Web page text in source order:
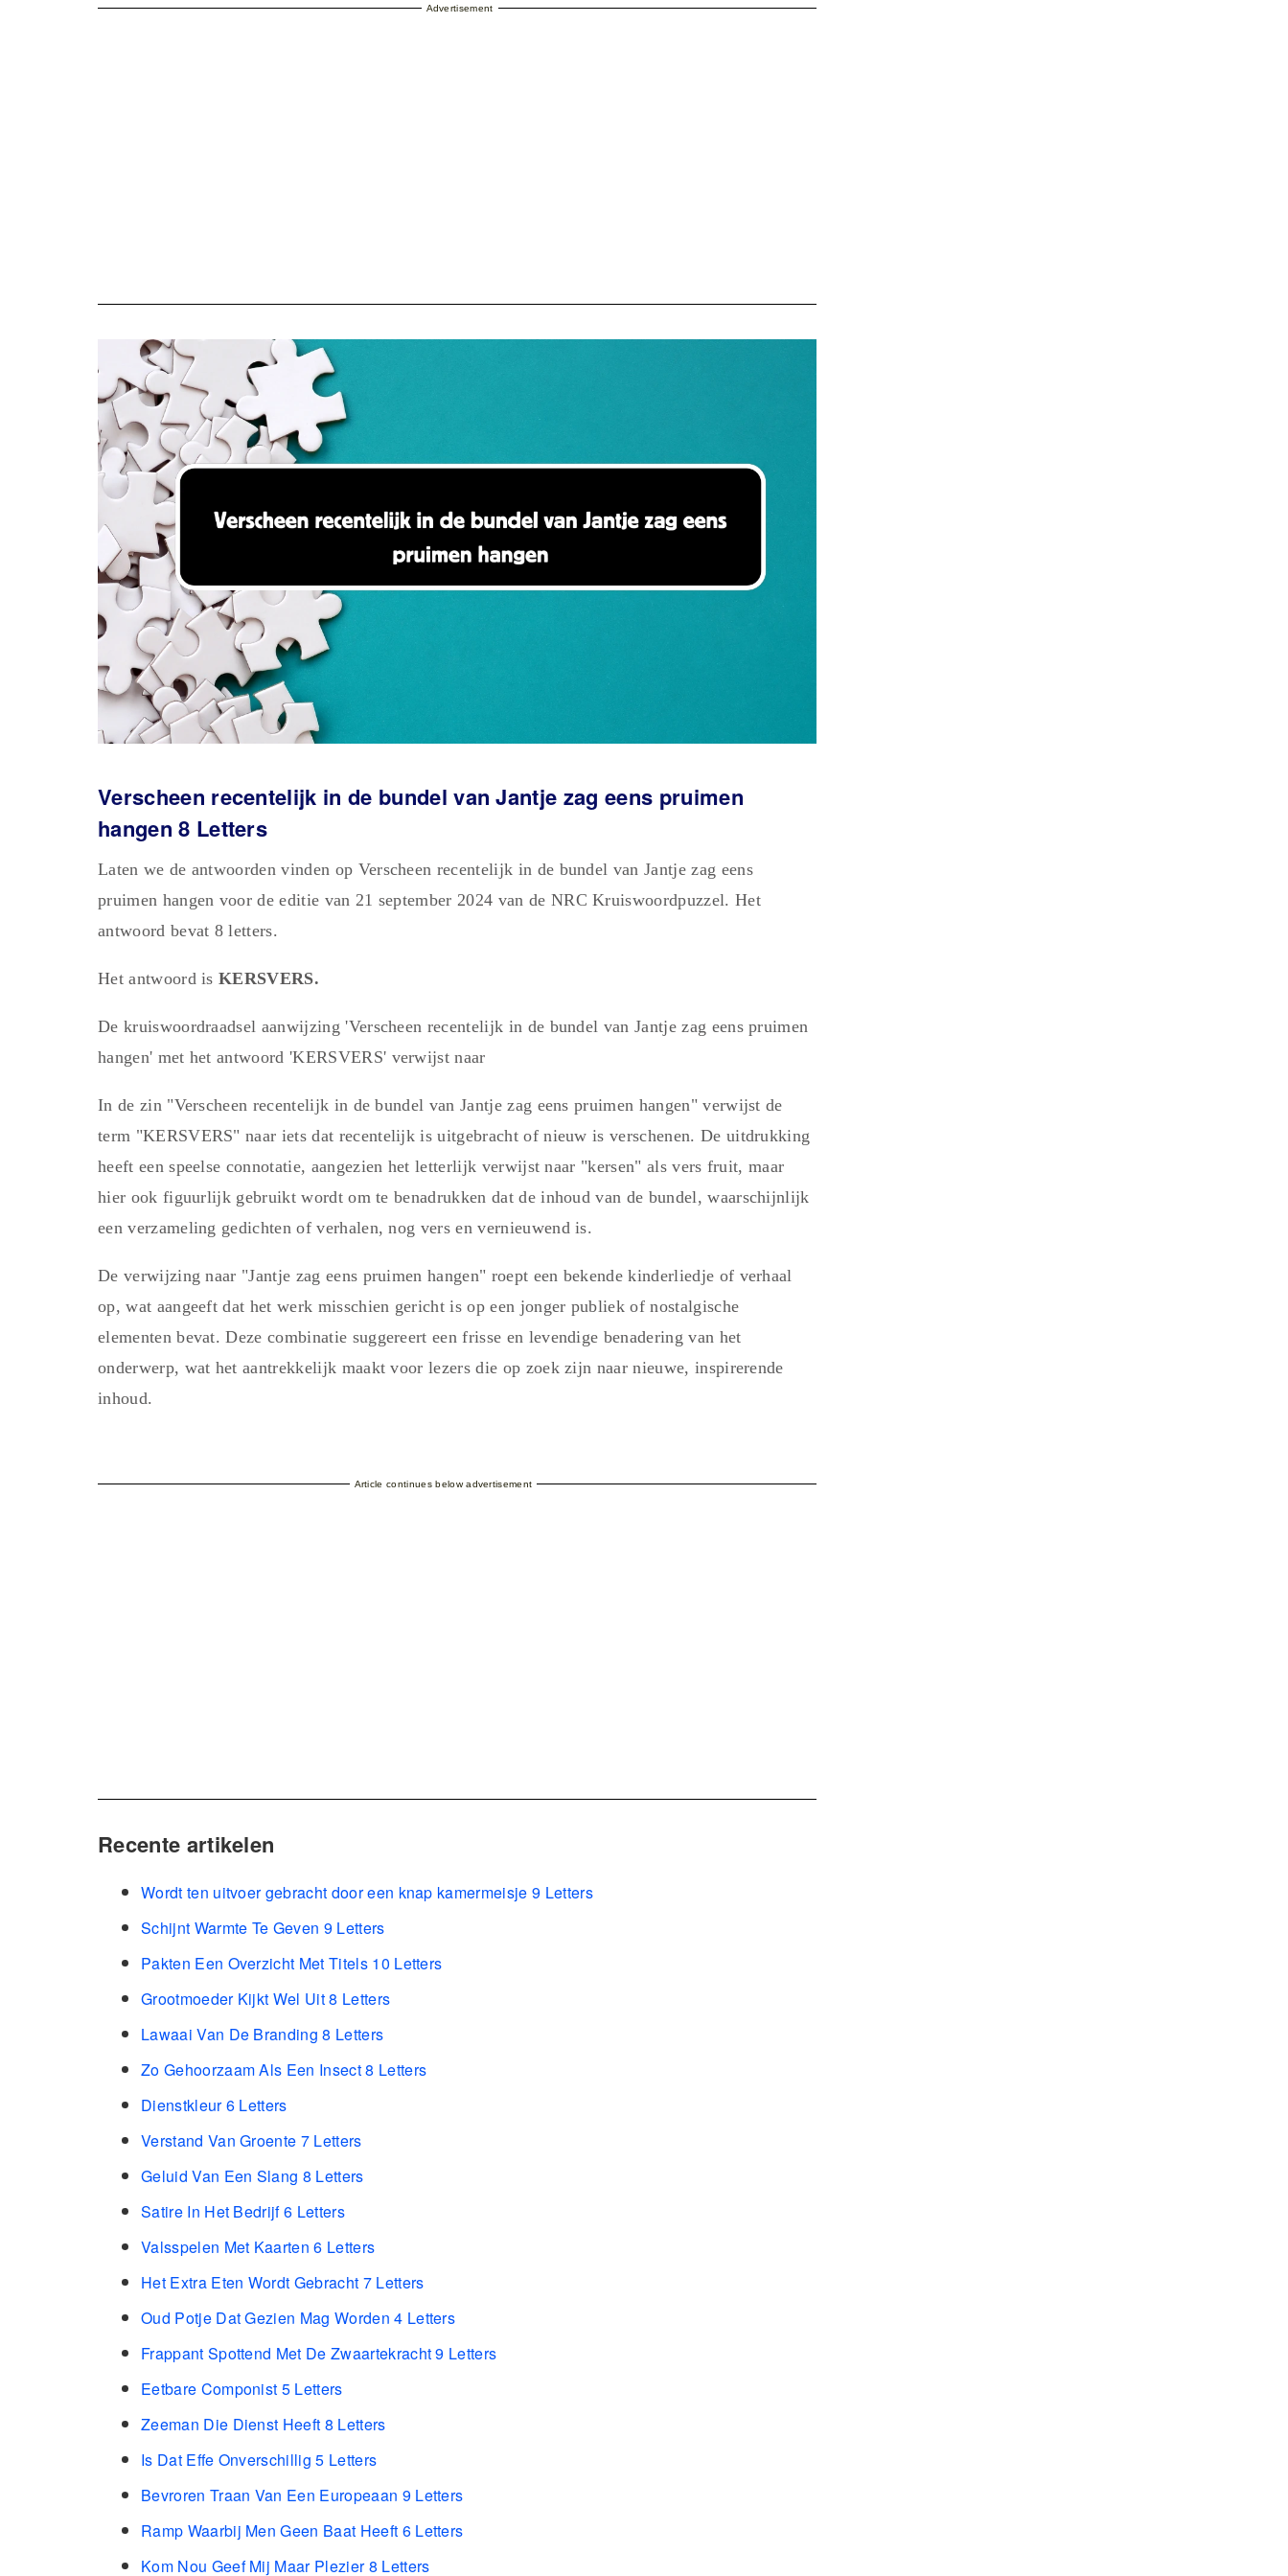
Advertisement
Verscheen recentelijk in de bundel van Jantje zag eens pruimen
hangen 8 Letters
Laten we de antwoorden vinden op Verscheen recentelijk in de bundel van Jantje zag eens
pruimen hangen voor de editie van 21 september 2024 van de NRC Kruiswoordpuzzel. Het
antwoord bevat 8 letters.
Het antwoord isKERSVERS.
De kruiswoordraadsel aanwijzing 'Verscheen recentelijk in de bundel van Jantje zag eens pruimen
hangen' met het antwoord 'KERSVERS' verwijst naar
In de zin "Verscheen recentelijk in de bundel van Jantje zag eens pruimen hangen" verwijst de
term "KERSVERS" naar iets dat recentelijk is uitgebracht of nieuw is verschenen. De uitdrukking
heeft een speelse connotatie, aangezien het letterlijk verwijst naar "kersen" als vers fruit, maar
hier ook figuurlijk gebruikt wordt om te benadrukken dat de inhoud van de bundel, waarschijnlijk
een verzameling gedichten of verhalen, nog vers en vernieuwend is.
De verwijzing naar "Jantje zag eens pruimen hangen" roept een bekende kinderliedje of verhaal
op, wat aangeeft dat het werk misschien gericht is op een jonger publiek of nostalgische
elementen bevat. Deze combinatie suggereert een frisse en levendige benadering van het
onderwerp, wat het aantrekkelijk maakt voor lezers die op zoek zijn naar nieuwe, inspirerende
inhoud.
Article continues below advertisement
Recente artikelen
Wordt ten uitvoer gebracht door een knap kamermeisje 9 Letters
Schijnt Warmte Te Geven 9 Letters
Pakten Een Overzicht Met Titels 10 Letters
Grootmoeder Kijkt Wel Uit 8 Letters
Lawaai Van De Branding 8 Letters
Zo Gehoorzaam Als Een Insect 8 Letters
Dienstkleur 6 Letters
Verstand Van Groente 7 Letters
Geluid Van Een Slang 8 Letters
Satire In Het Bedrijf 6 Letters
Valsspelen Met Kaarten 6 Letters
Het Extra Eten Wordt Gebracht 7 Letters
Oud Potje Dat Gezien Mag Worden 4 Letters
Frappant Spottend Met De Zwaartekracht 9 Letters
Eetbare Componist 5 Letters
Zeeman Die Dienst Heeft 8 Letters
Is Dat Effe Onverschillig 5 Letters
Bevroren Traan Van Een Europeaan 9 Letters
Ramp Waarbij Men Geen Baat Heeft 6 Letters
Kom Nou Geef Mij Maar Plezier 8 Letters